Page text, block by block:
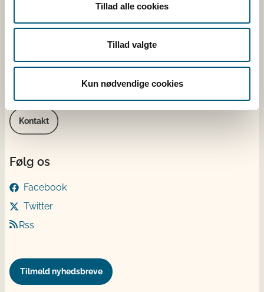
Tillad alle cookies
Tillad valgte
Kun nødvendige cookies
EAN
Åben:
Kontakt
Følg os
Facebook
Twitter
Rss
Tilmeld nyhedsbreve